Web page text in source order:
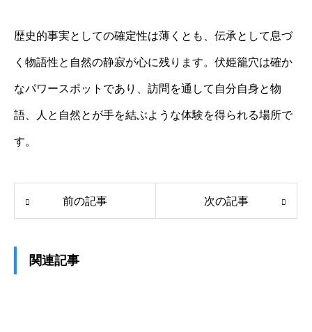
歴史的事実としての確定性は薄くとも、伝承として息づ
く物語性と自然の静寂が心に残ります。伏姫籠穴は確か
なパワースポットであり、訪問を通して自分自身と物
語、人と自然とが手を結ぶような体験を得られる場所で
す。
前の記事 次の記事
関連記事